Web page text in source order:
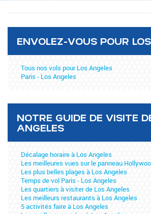
ENVOLEZ-VOUS POUR
Tous nos vols pour Los Angeles
Paris - Los Angeles
NOTRE GUIDE DE VISITE
ANGELES
Décalage horaire à Los Angeles
Les meilleures vues sur le panneau
Les plus belles plages à Los Angeles
Temps de vol Paris - Los Angeles
Les quartiers à visiter de Los Angeles
Les meilleurs restaurants à Los Angeles
5 activités faire à Los Angeles